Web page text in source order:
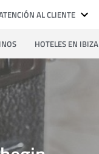
AL CLIENTE
HOTELES EN IBIZA